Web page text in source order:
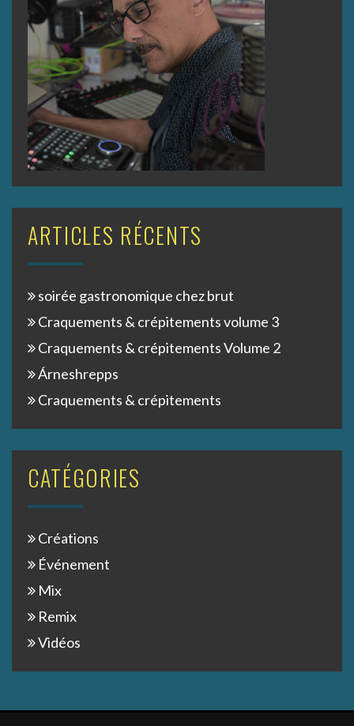
ARTICLES RÉCENTS
soirée gastronomique chez brut
Craquements & crépitements volume 3
Craquements & crépitements Volume 2
Árneshrepps
Craquements & crépitements
CATÉGORIES
Créations
Événement
Mix
Remix
Vidéos